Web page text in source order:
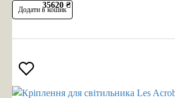
35620 ₴
Додати в кошик